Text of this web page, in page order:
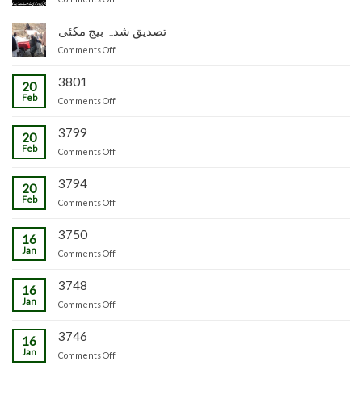
پنیریوں
کی
وجاہت
چڑکپورہ
کی
پیوندکاری
تصدیق شدہ بیج مکئی
Comments Offon
مکئی
20
Feb
3801
Comments Offon
20
Feb
3799
Comments Offon
20
Feb
3794
Comments Offon
16
Jan
3750
Comments Offon
16
Jan
3748
Comments Offon
16
Jan
3746
Comments Offon